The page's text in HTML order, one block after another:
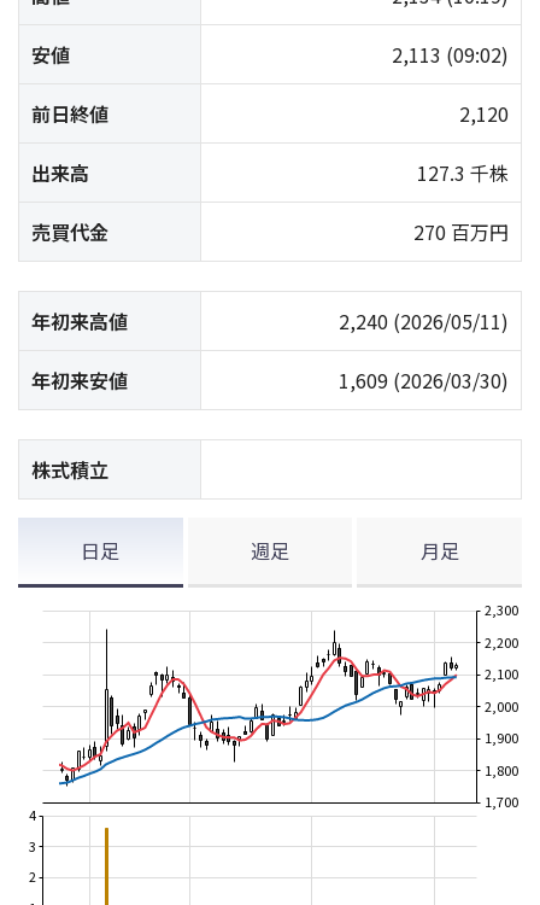
安値 2,113 (09:02)
前日終値 2,120
出来高 127.3 千株
売買代金 270 百万円
年初来高値 2,240 (2026/05/11)
年初来安値 1,609 (2026/03/30)
株式積立
日足 週足 月足
1,700
1,800
1,900
2,000
2,100
2,200
2,300
2
3
4